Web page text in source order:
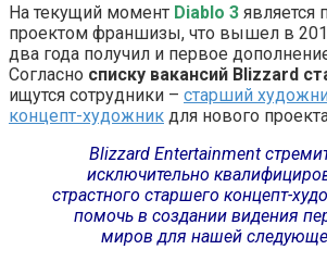
На текущий момент Diablo 3 является
проектом франшизы, что вышел в
два года получил и первое
Согласно списку вакансий Blizzard
ищутся сотрудники – старший
концепт-художник для нового
Blizzard Entertainment
исключительно
страстного старшего концепт-
помочь в создании видения
миров для нашей